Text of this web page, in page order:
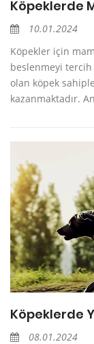
Köpeklerde
10.01.2024
Köpekler için
beslenmeyi
olan köpek
kazanmaktadır.
Köpeklerde
08.01.2024